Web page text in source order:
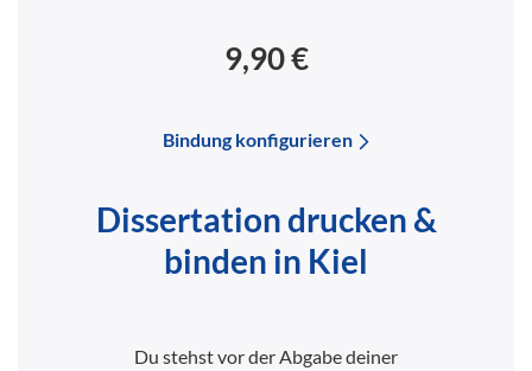
9,90 €
Bindung konfigurieren
Dissertation drucken &
binden in Kiel
Du stehst vor der Abgabe deiner